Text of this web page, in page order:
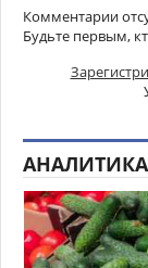
Комментарии
Будьте первым,
АНАЛИТИКА